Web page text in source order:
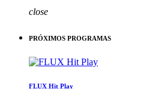
close
PRÓXIMOS PROGRAMAS
FLUX Hit Play